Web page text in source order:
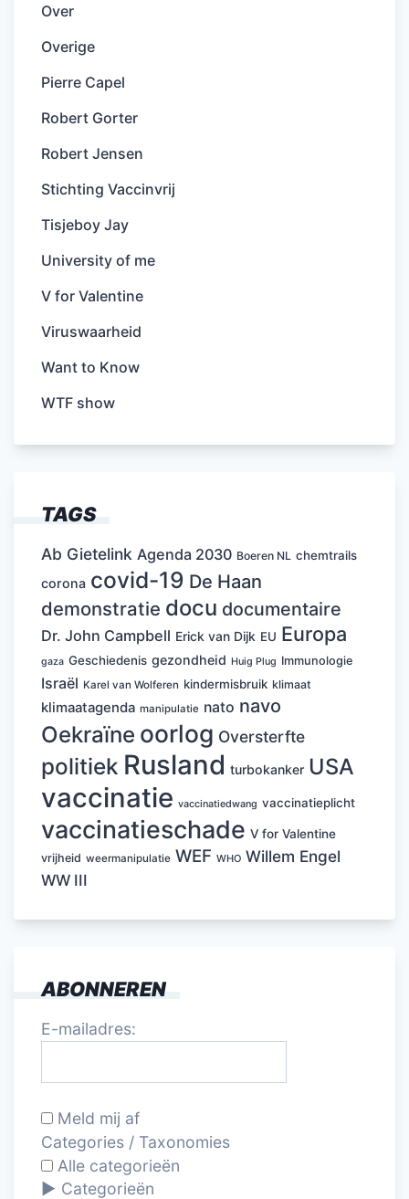
Over
Overige
Pierre Capel
Robert Gorter
Robert Jensen
Stichting Vaccinvrij
Tisjeboy Jay
University of me
V for Valentine
Viruswaarheid
Want to Know
WTF show
TAGS
Ab Gietelink Agenda 2030 Boeren NL chemtrails
corona covid-19 De Haan
demonstratie docu documentaire
Dr. John Campbell Erick van Dijk EU Europa
gaza Geschiedenis gezondheid Huig Plug Immunologie
Israël Karel van Wolferen kindermisbruik klimaat
klimaatagenda manipulatie nato navo
Oekraïne oorlog Oversterfte
politiek Rusland turbokanker USA
vaccinatie vaccinatiedwang vaccinatieplicht
vaccinatieschade V for Valentine
vrijheid weermanipulatie WEF WHO Willem Engel
WW III
ABONNEREN
E-mailadres:
Meld mij af
Categories / Taxonomies
Alle categorieën
Categorieën